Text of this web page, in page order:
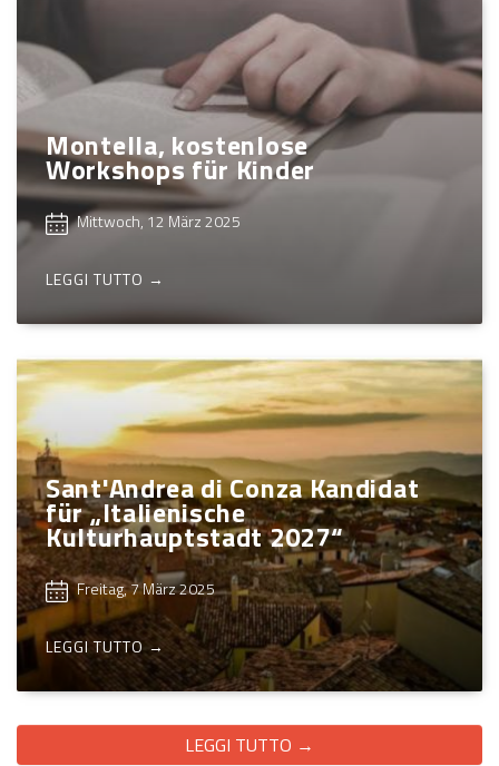
Montella, kostenlose
Workshops für Kinder
Mittwoch, 12 März 2025
LEGGI TUTTO →
Sant'Andrea di Conza Kandidat
für „Italienische
Kulturhauptstadt 2027“
Freitag, 7 März 2025
LEGGI TUTTO →
LEGGI TUTTO →